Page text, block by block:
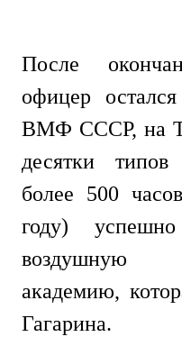
После
офицер
ВМФ СССР, на
десятки типов
более 500
году)
воздушную
академию,
Гагарина.